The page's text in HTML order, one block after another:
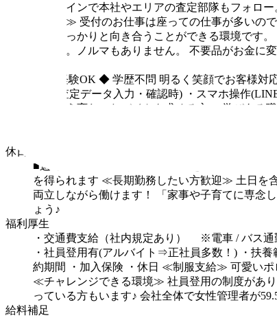
オンラインで本社やエリアの査定部隊もフォロー
事です≫ 受付のお仕事は座っての仕事が多いので
様にしっかりと向き合うことができる環境です。
取のみ。ノルマもありません。
不要品がお金に
◆ 未経験OK ◆ 学歴不問 明るく笑顔でお客様対
業務(査定データ入力・確認時)
・スマホ操作
少し違う変わったバイトを求める方
・学びある
休日・休暇
■週3日～OK
を得られます ≪長期勤務したい方歓迎≫ 土日を
両立しながら働けます！
「家事や子育てに専念
ょう♪
福利厚生
・交通費支給（社内規定あり）
※電車 / バス通
・社員登用有(アルバイト⇒正社員多数！)
・扶
約期間
・加入保険 ・休日 ≪制服支給≫ 可愛いポ
≪チャレンジできる環境≫ 社員登用の制度があ
っている方もいます♪ 会社全体で女性管理者が
給料補足